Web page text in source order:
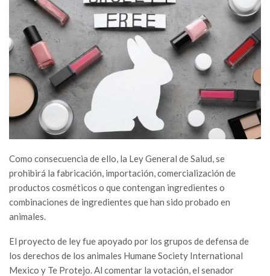
Como consecuencia de ello, la Ley General de Salud, se
prohibirá la fabricación, importación, comercialización de
productos cosméticos o que contengan ingredientes o
combinaciones de ingredientes que han sido probado en
animales.
El proyecto de ley fue apoyado por los grupos de defensa de
los derechos de los animales Humane Society International
Mexico y Te Protejo. Al comentar la votación, el senador